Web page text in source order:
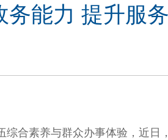
务能力 提升服
素养与群众办事体验，近日